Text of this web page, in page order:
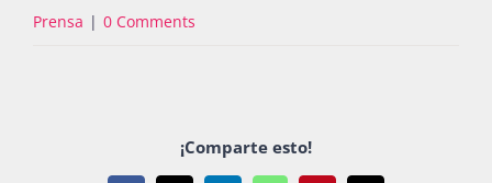
Prensa | 0 Comments
¡Comparte esto!